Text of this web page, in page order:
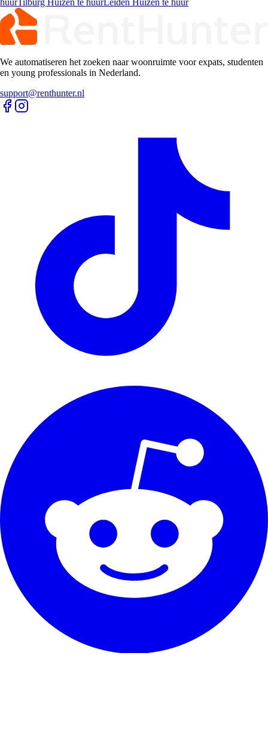
huurTilburg Huizen te huurLeiden Huizen te huur
We automatiseren het zoeken naar woonruimte voor expats, studenten
en young professionals in Nederland.
support@renthunter.nl